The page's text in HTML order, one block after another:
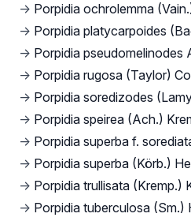
→ Porpidia ochrolemma
→ Porpidia platycarpoides
→ Porpidia pseudomelinodes
→ Porpidia rugosa (Taylor)
→ Porpidia soredizodes
→ Porpidia speirea (Ach.)
→ Porpidia superba f.
→ Porpidia superba (Körb.)
→ Porpidia trullisata (Kremp.)
→ Porpidia tuberculosa (Sm.)